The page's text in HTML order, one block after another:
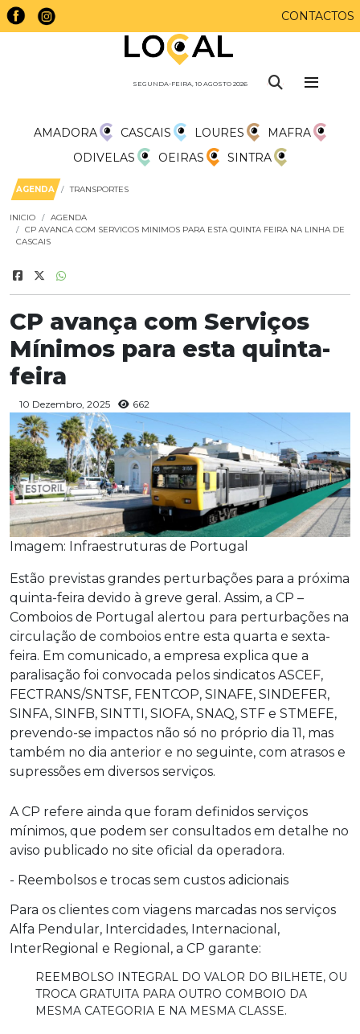
CONTACTOS
SEGUNDA-FEIRA, 10 AGOSTO 2026
AMADORA CASCAIS LOURES
MAFRA
ODIVELAS
OEIRAS SINTRA
AGENDA TRANSPORTES
INICIO
AGENDA
CP AVANCA COM SERVICOS MINIMOS PARA ESTA QUINTA FEIRA NA LINHA DE
CASCAIS
CP avança com Serviços
Mínimos para esta quinta-
feira
10 Dezembro, 2025 662
Imagem: Infraestruturas de Portugal
Estão previstas grandes perturbações para a próxima
quinta-feira devido à greve geral. Assim, a CP –
Comboios de Portugal alertou para perturbações na
circulação de comboios entre esta quarta e sexta-
feira. Em comunicado, a empresa explica que a
paralisação foi convocada pelos sindicatos ASCEF,
FECTRANS/SNTSF, FENTCOP, SINAFE, SINDEFER,
SINFA, SINFB, SINTTI, SIOFA, SNAQ, STF e STMEFE,
prevendo-se impactos não só no próprio dia 11, mas
também no dia anterior e no seguinte, com atrasos e
supressões em diversos serviços.
A CP refere ainda que foram definidos serviços
mínimos, que podem ser consultados em detalhe no
aviso publicado no site oficial da operadora.
- Reembolsos e trocas sem custos adicionais
Para os clientes com viagens marcadas nos serviços
Alfa Pendular, Intercidades, Internacional,
InterRegional e Regional, a CP garante:
REEMBOLSO INTEGRAL DO VALOR DO BILHETE, OU
TROCA GRATUITA PARA OUTRO COMBOIO DA
MESMA CATEGORIA E NA MESMA CLASSE.